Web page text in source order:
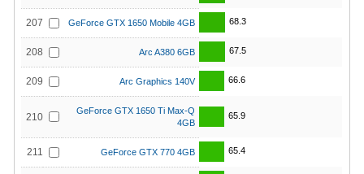
207 GeForce GTX 1650 Mobile 4GB 68.3
208 Arc A380 6GB 67.5
209 Arc Graphics 140V 66.6
210
GeForce GTX 1650 Ti Max-Q
4GB
65.9
211 GeForce GTX 770 4GB 65.4